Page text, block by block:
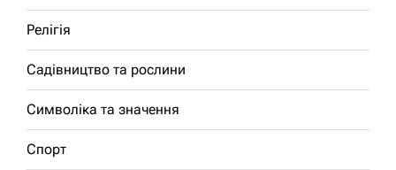
Релігія
Садівництво та рослини
Символіка та значення
Спорт